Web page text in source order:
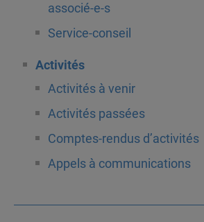
associé-e-s
Service-conseil
Activités
Activités à venir
Activités passées
Comptes-rendus d’activités
Appels à communications